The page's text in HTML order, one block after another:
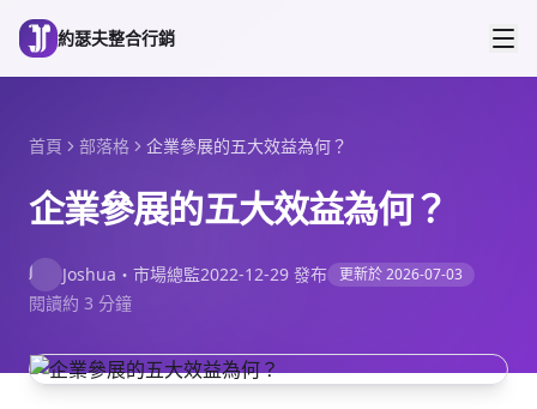
跳到主要內容
約瑟夫整合行銷
首頁 部落格 企業參展的五大效益為何？
企業參展的五大效益為何？
J Joshua ・ 市場總監2022-12-29 發布 更新於2026-07-03
閱讀約 3 分鐘